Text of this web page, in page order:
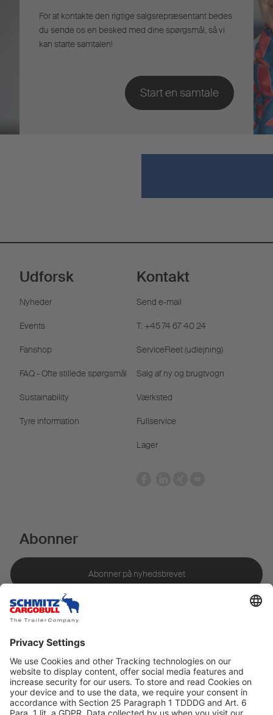
For at kontakte den rigtige salgsrepræsentant bedes
du sende os en besked med dine spørgsmål, så vi
kan starte samtalen!
Udforsk
Nyheder
Events
Fanshop
FAQ - Ofte stillede spørgsmål
Sustainability
Tyre information
Kontakt
Send e-mail
T: +45 74 67 40 24
ServiceFleet (udlejning)
Salg af ny og brugtvogn
Værksted
Fullservice
Lager
Abonner